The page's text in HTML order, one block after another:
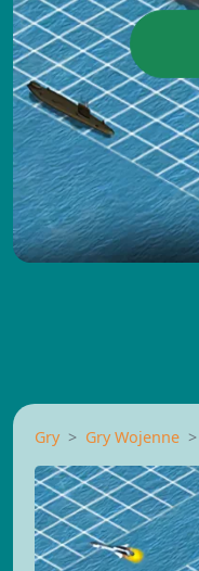
Gry Gry Wojenne